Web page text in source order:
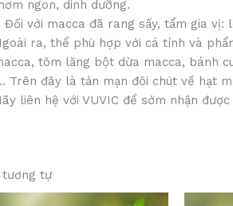
ngon, dinh dưỡng.
Đối với macca đã rang sấy, tẩm gia vị:
ra, thể phù hợp với cá tính và
tôm lăng bột dừa macca, bánh
Trên đây là tản mạn đôi chút về hạt
liên hệ với VUVIC để sớm nhận
tương tự